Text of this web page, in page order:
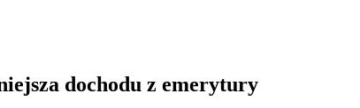
dochodu z emerytury